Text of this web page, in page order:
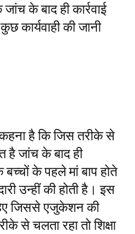
के बाद ही कार्रवाई
कार्यवाही की जानी
है कि जिस तरीके से
है जांच के बाद ही
बच्चों के पहले मां बाप होते
उन्हीं की होती है। इस
जिससे एजुकेशन की
से चलता रहा तो शिक्षा